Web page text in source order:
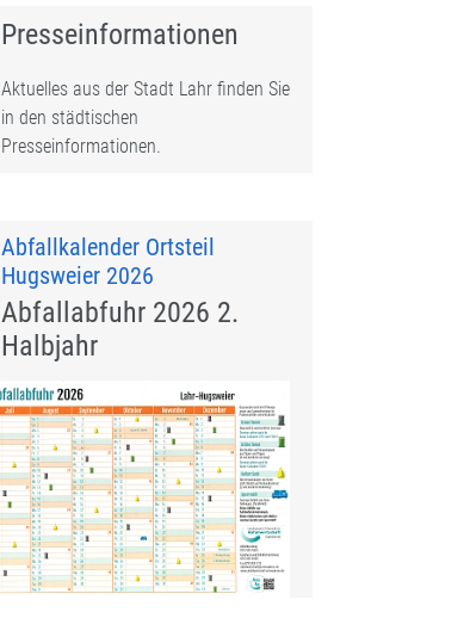
Presseinformationen
Aktuelles aus der Stadt Lahr finden Sie
in den städtischen
Presseinformationen.
Abfallkalender Ortsteil
Hugsweier 2026
Abfallabfuhr 2026 2.
Halbjahr